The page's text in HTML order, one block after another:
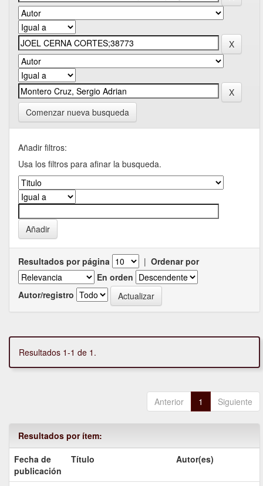
Comenzar nueva busqueda
Añadir filtros:
Usa los filtros para afinar la busqueda.
Resultados por página | Ordenar por
En orden
Autor/registro
Resultados 1-1 de 1.
Anterior 1 Siguiente
Resultados por ítem:
Fecha de
publicación
Título Autor(es)